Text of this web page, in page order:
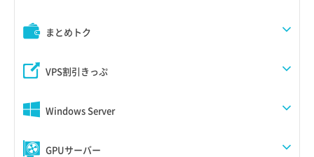
まとめトク
VPS割引きっぷ
Windows Server
GPUサーバー